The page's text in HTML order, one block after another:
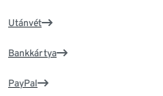
Utánvét
Bankkártya
PayPal